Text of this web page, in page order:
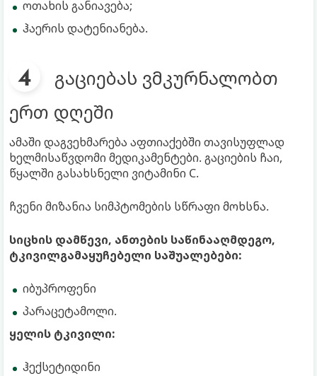
ოთახის განიავება;
ჰაერის დატენიანება.
გაციებას ვმკურნალობთ
ერთ დღეში
ამაში დაგვეხმარება აფთიაქებში თავისუფლად
ხელმისაწვდომი მედიკამენტები. გაციების ჩაი,
წყალში გასახსნელი ვიტამინი C.
ჩვენი მიზანია სიმპტომების სწრაფი მოხსნა.
სიცხის დამწევი, ანთების საწინააღმდეგო,
ტკივილგამაყუჩებელი საშუალებები:
იბუპროფენი
პარაცეტამოლი.
ყელის ტკივილი:
ჰექსეტიდინი